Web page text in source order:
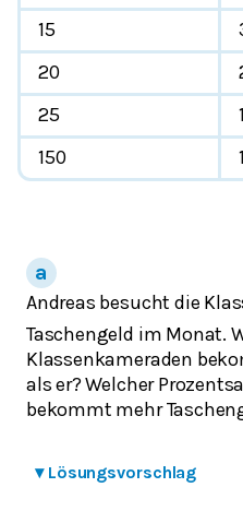
15
20
25
1
150
1
Andreas besucht die
Taschengeld im Monat.
Klassenkameraden
als er? Welcher
bekommt mehr
▾ Lösungsvorschlag